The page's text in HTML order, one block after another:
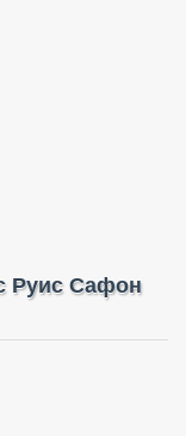
Руис Сафон